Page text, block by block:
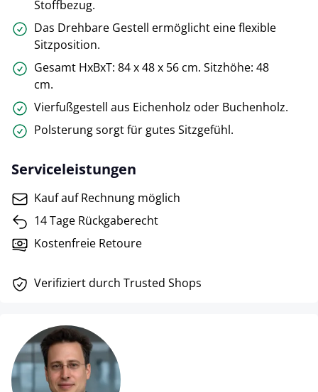
Stoffbezug.
Das Drehbare Gestell ermöglicht eine flexible
Sitzposition.
Gesamt HxBxT: 84 x 48 x 56 cm. Sitzhöhe: 48
cm.
Vierfußgestell aus Eichenholz oder Buchenholz.
Polsterung sorgt für gutes Sitzgefühl.
Serviceleistungen
Kauf auf Rechnung möglich
14 Tage Rückgaberecht
Kostenfreie Retoure
Verifiziert durch Trusted Shops